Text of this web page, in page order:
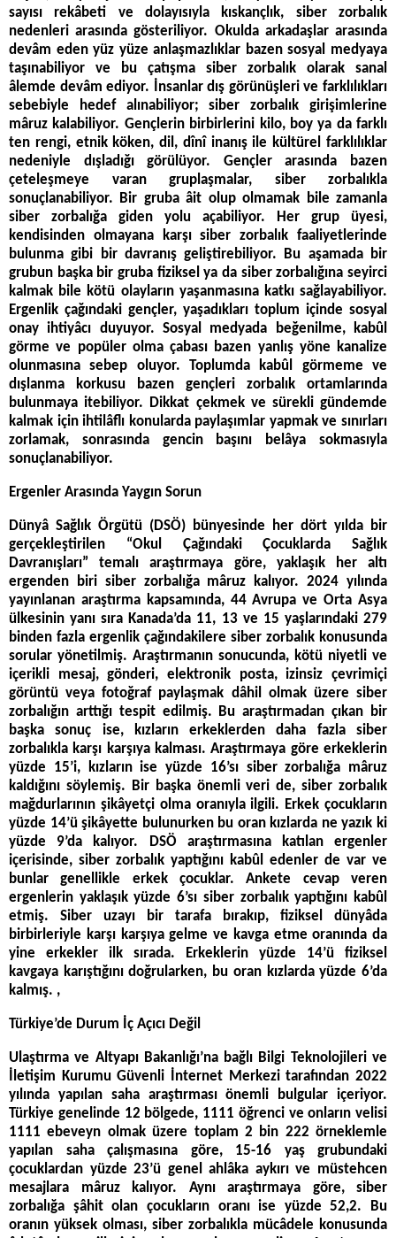
sayısı rekâbeti ve dolayısıyla kıskançlık, siber zorbalık
nedenleri arasında gösteriliyor. Okulda arkadaşlar arasında
devâm eden yüz yüze anlaşmazlıklar bazen sosyal medyaya
taşınabiliyor ve bu çatışma siber zorbalık olarak sanal
âlemde devâm ediyor. İnsanlar dış görünüşleri ve farklılıkları
sebebiyle hedef alınabiliyor; siber zorbalık girişimlerine
mâruz kalabiliyor. Gençlerin birbirlerini kilo, boy ya da farklı
ten rengi, etnik köken, dil, dînî inanış ile kültürel farklılıklar
nedeniyle dışladığı görülüyor. Gençler arasında bazen
çeteleşmeye varan gruplaşmalar, siber zorbalıkla
sonuçlanabiliyor. Bir gruba âit olup olmamak bile zamanla
siber zorbalığa giden yolu açabiliyor. Her grup üyesi,
kendisinden olmayana karşı siber zorbalık faaliyetlerinde
bulunma gibi bir davranış geliştirebiliyor. Bu aşamada bir
grubun başka bir gruba fiziksel ya da siber zorbalığına seyirci
kalmak bile kötü olayların yaşanmasına katkı sağlayabiliyor.
Ergenlik çağındaki gençler, yaşadıkları toplum içinde sosyal
onay ihtiyâcı duyuyor. Sosyal medyada beğenilme, kabûl
görme ve popüler olma çabası bazen yanlış yöne kanalize
olunmasına sebep oluyor. Toplumda kabûl görmeme ve
dışlanma korkusu bazen gençleri zorbalık ortamlarında
bulunmaya itebiliyor. Dikkat çekmek ve sürekli gündemde
kalmak için ihtilâflı konularda paylaşımlar yapmak ve sınırları
zorlamak, sonrasında gencin başını belâya sokmasıyla
sonuçlanabiliyor.
Ergenler Arasında Yaygın Sorun
Dünyâ Sağlık Örgütü (DSÖ) bünyesinde her dört yılda bir
gerçekleştirilen “Okul Çağındaki Çocuklarda Sağlık
Davranışları” temalı araştırmaya göre, yaklaşık her altı
ergenden biri siber zorbalığa mâruz kalıyor. 2024 yılında
yayınlanan araştırma kapsamında, 44 Avrupa ve Orta Asya
ülkesinin yanı sıra Kanada’da 11, 13 ve 15 yaşlarındaki 279
binden fazla ergenlik çağındakilere siber zorbalık konusunda
sorular yönetilmiş. Araştırmanın sonucunda, kötü niyetli ve
içerikli mesaj, gönderi, elektronik posta, izinsiz çevrimiçi
görüntü veya fotoğraf paylaşmak dâhil olmak üzere siber
zorbalığın arttığı tespit edilmiş. Bu araştırmadan çıkan bir
başka sonuç ise, kızların erkeklerden daha fazla siber
zorbalıkla karşı karşıya kalması. Araştırmaya göre erkeklerin
yüzde 15’i, kızların ise yüzde 16’sı siber zorbalığa mâruz
kaldığını söylemiş. Bir başka önemli veri de, siber zorbalık
mağdurlarının şikâyetçi olma oranıyla ilgili. Erkek çocukların
yüzde 14’ü şikâyette bulunurken bu oran kızlarda ne yazık ki
yüzde 9’da kalıyor. DSÖ araştırmasına katılan ergenler
içerisinde, siber zorbalık yaptığını kabûl edenler de var ve
bunlar genellikle erkek çocuklar. Ankete cevap veren
ergenlerin yaklaşık yüzde 6’sı siber zorbalık yaptığını kabûl
etmiş. Siber uzayı bir tarafa bırakıp, fiziksel dünyâda
birbirleriyle karşı karşıya gelme ve kavga etme oranında da
yine erkekler ilk sırada. Erkeklerin yüzde 14’ü fiziksel
kavgaya karıştığını doğrularken, bu oran kızlarda yüzde 6’da
kalmış. ,
Türkiye’de Durum İç Açıcı Değil
Ulaştırma ve Altyapı Bakanlığı’na bağlı Bilgi Teknolojileri ve
İletişim Kurumu Güvenli İnternet Merkezi tarafından 2022
yılında yapılan saha araştırması önemli bulgular içeriyor.
Türkiye genelinde 12 bölgede, 1111 öğrenci ve onların velisi
1111 ebeveyn olmak üzere toplam 2 bin 222 örneklemle
yapılan saha çalışmasına göre, 15-16 yaş grubundaki
çocuklardan yüzde 23’ü genel ahlâka aykırı ve müstehcen
mesajlara mâruz kalıyor. Aynı araştırmaya göre, siber
zorbalığa şâhit olan çocukların oranı ise yüzde 52,2. Bu
oranın yüksek olması, siber zorbalıkla mücâdele konusunda